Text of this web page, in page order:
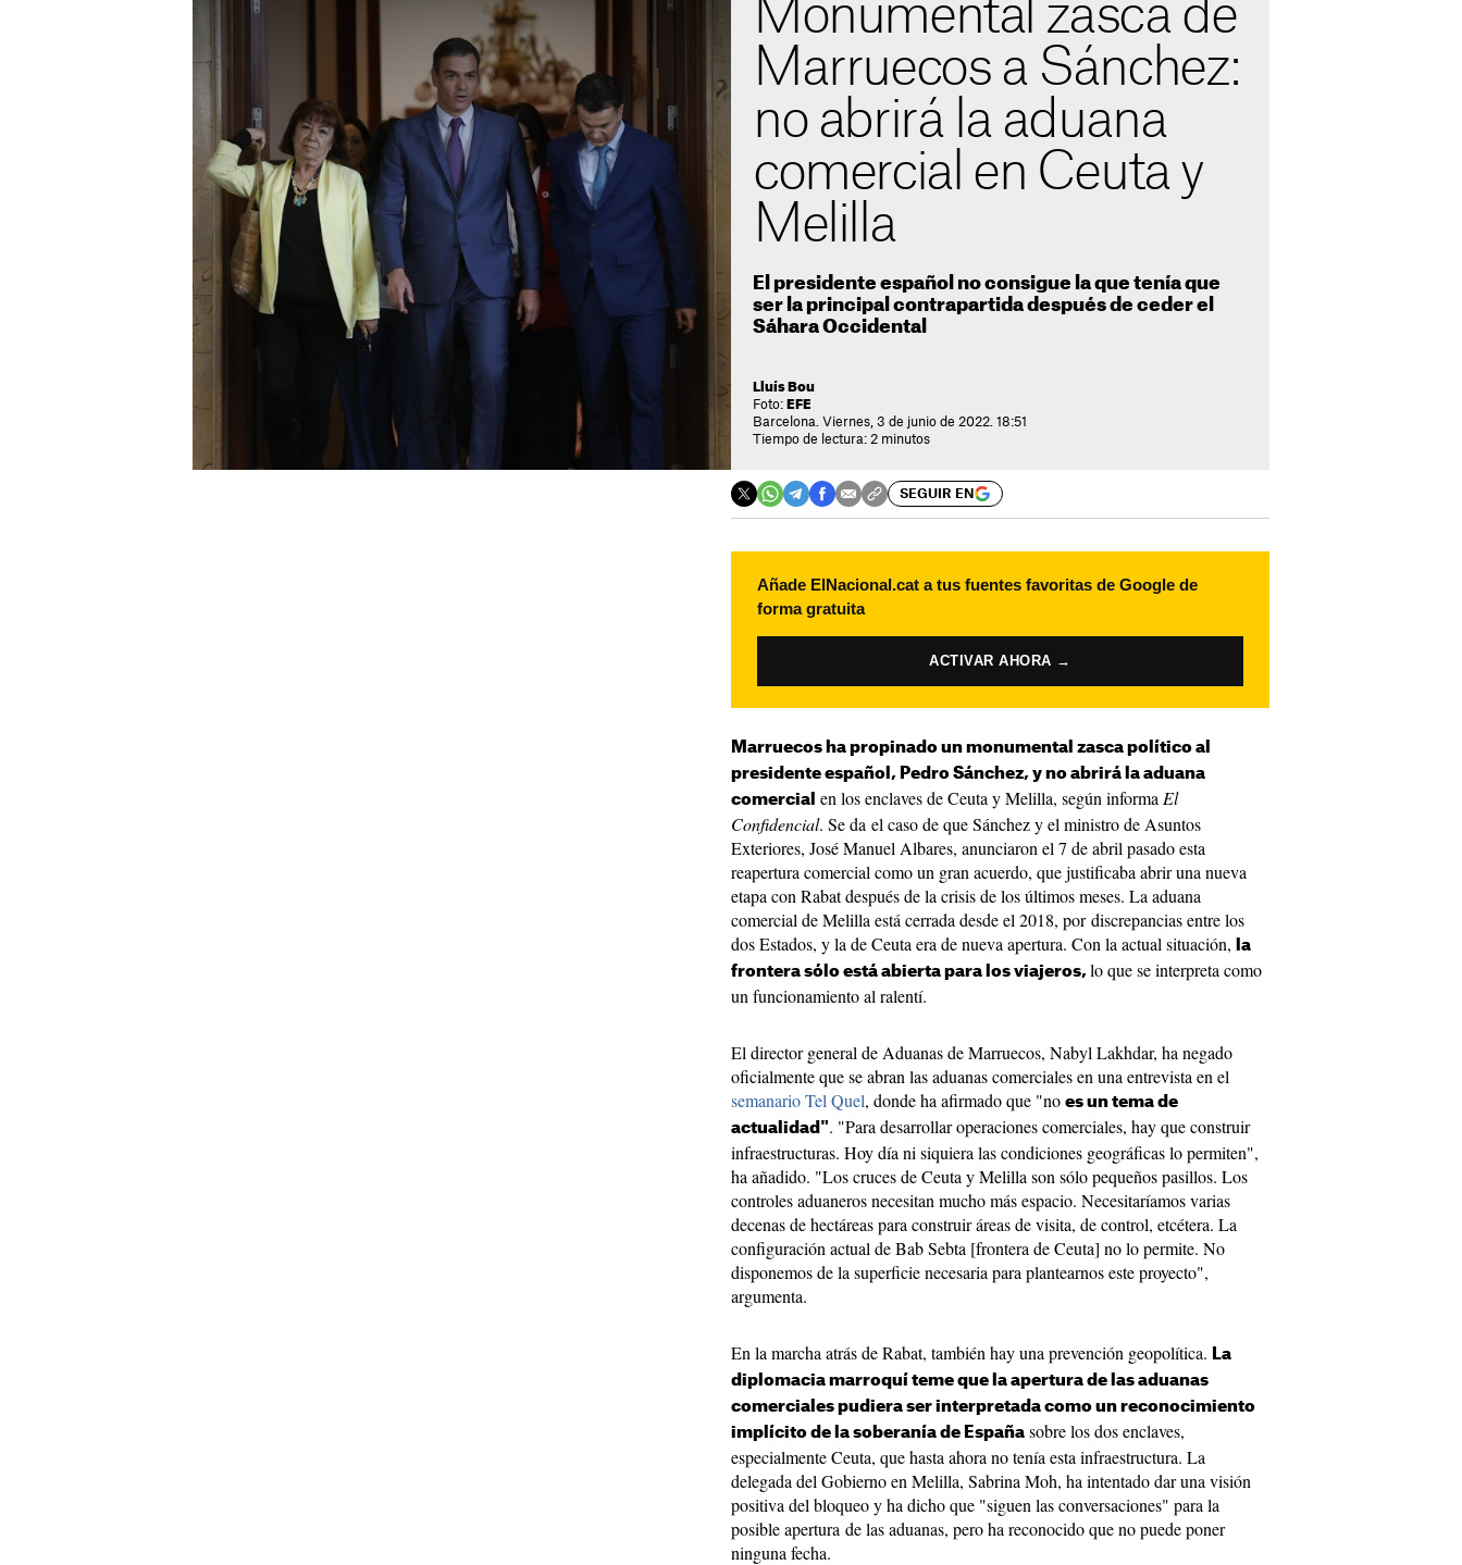
Monumental zasca de
Marruecos a Sánchez:
no abrirá la aduana
comercial en Ceuta y
Melilla
El presidente español no consigue la que tenía que
ser la principal contrapartida después de ceder el
Sáhara Occidental
Lluís Bou
Foto: EFE
Barcelona. Viernes, 3 de junio de 2022. 18:51
Tiempo de lectura: 2 minutos
SEGUIR EN
Añade ElNacional.cat a tus fuentes favoritas de Google de
forma gratuita
ACTIVAR AHORA →
Marruecos ha propinado un monumental zasca político al
presidente español, Pedro Sánchez, y no abrirá la aduana
comercial en los enclaves de Ceuta y Melilla, según informa El
Confidencial. Se da el caso de que Sánchez y el ministro de Asuntos
Exteriores, José Manuel Albares, anunciaron el 7 de abril pasado esta
reapertura comercial como un gran acuerdo, que justificaba abrir una nueva
etapa con Rabat después de la crisis de los últimos meses. La aduana
comercial de Melilla está cerrada desde el 2018, por discrepancias entre los
dos Estados, y la de Ceuta era de nueva apertura. Con la actual situación,
la
frontera sólo está abierta para los viajeros, lo que se interpreta como
un funcionamiento al ralentí.
El director general de Aduanas de Marruecos, Nabyl Lakhdar, ha negado
oficialmente que se abran las aduanas comerciales en una entrevista en el
semanario Tel Quel, donde ha afirmado que "no es un tema de
actualidad". "Para desarrollar operaciones comerciales, hay que construir
infraestructuras. Hoy día ni siquiera las condiciones geográficas lo permiten",
ha añadido. "Los cruces de Ceuta y Melilla son sólo pequeños pasillos. Los
controles aduaneros necesitan mucho más espacio. Necesitaríamos varias
decenas de hectáreas para construir áreas de visita, de control, etcétera. La
configuración actual de Bab Sebta [frontera de Ceuta] no lo permite. No
disponemos de la superficie necesaria para plantearnos este proyecto",
argumenta.
En la marcha atrás de Rabat, también hay una prevención geopolítica. La
diplomacia marroquí teme que la apertura de las aduanas
comerciales pudiera ser interpretada como un reconocimiento
implícito de la soberanía de España sobre los dos enclaves,
especialmente Ceuta, que hasta ahora no tenía esta infraestructura. La
delegada del Gobierno en Melilla, Sabrina Moh, ha intentado dar una visión
positiva del bloqueo y ha dicho que "siguen las conversaciones" para la
posible apertura de las aduanas, pero ha reconocido que no puede poner
ninguna fecha.